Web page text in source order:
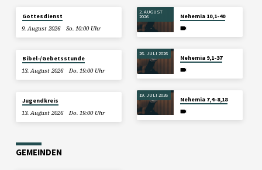
Gottesdienst
9. August 2026
So. 10:00 Uhr
Bibel-/Gebetsstunde
13. August 2026
Do. 19:00 Uhr
Jugendkreis
13. August 2026
Do. 19:00 Uhr
2. AUGUST
2026 Nehemia 10,1-40
26. JULI 2026
Nehemia 9,1-37
19. JULI 2026
Nehemia 7,4–8,18
GEMEINDEN